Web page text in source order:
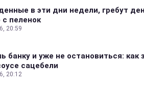
в эти дни недели, гребут
с пеленок
20:59
банку и уже не остановиться: как
сацебели
20:12